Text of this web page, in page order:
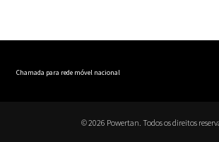
Chamada para rede móvel nacional
© 2026 Powertan. Todos os direitos